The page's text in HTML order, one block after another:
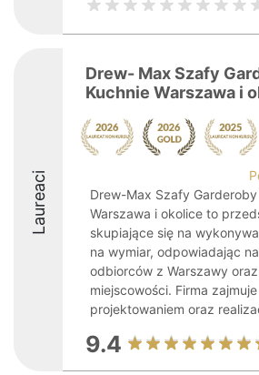
Laureaci
Drew- Max Szafy
Kuchnie Warszawa i
Drew-Max Szafy
Warszawa i okolice to
skupiające się na
na wymiar, odpowiadając
odbiorców z Warszawy
miejscowości. Firma
projektowaniem oraz
9.4